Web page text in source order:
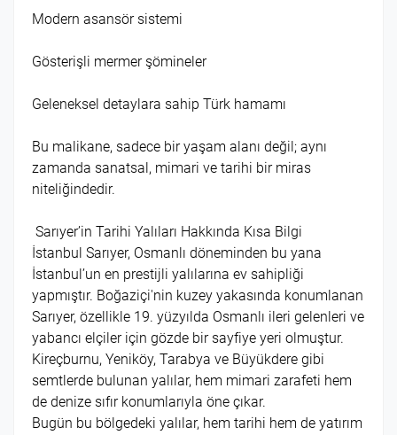
Modern asansör sistemi
Gösterişli mermer şömineler
Geleneksel detaylara sahip Türk hamamı
Bu malikane, sadece bir yaşam alanı değil; aynı
zamanda sanatsal, mimari ve tarihi bir miras
niteliğindedir.
Sarıyer’in Tarihi Yalıları Hakkında Kısa Bilgi
İstanbul Sarıyer, Osmanlı döneminden bu yana
İstanbul’un en prestijli yalılarına ev sahipliği
yapmıştır. Boğaziçi'nin kuzey yakasında konumlanan
Sarıyer, özellikle 19. yüzyılda Osmanlı ileri gelenleri ve
yabancı elçiler için gözde bir sayfiye yeri olmuştur.
Kireçburnu, Yeniköy, Tarabya ve Büyükdere gibi
semtlerde bulunan yalılar, hem mimari zarafeti hem
de denize sıfır konumlarıyla öne çıkar.
Bugün bu bölgedeki yalılar, hem tarihi hem de yatırım